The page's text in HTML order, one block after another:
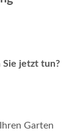
Sie jetzt tun?
Garten